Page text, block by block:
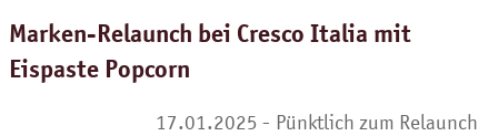
Marken-Relaunch bei Cresco Italia mit
Eispaste Popcorn
Pünktlich zum Relaunch